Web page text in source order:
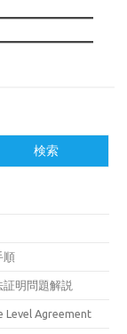
検索
順
証明問題解説
Level Agreement